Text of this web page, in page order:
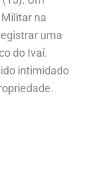
na
uma
do Ivaí.
intimidado